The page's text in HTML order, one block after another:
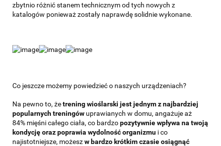
zbytnio różnić stanem technicznym od tych nowych z
katalogów ponieważ zostały naprawdę solidnie wykonane.
Co jeszcze możemy powiedzieć o naszych urządzeniach?
Na pewno to, żetrening wioślarski jest jednym z najbardziej
popularnych treningów uprawianych w domu, angażuje aż
84% mięśni całego ciała, co bardzopozytywnie wpływa na twoją
kondycję oraz poprawia wydolność organizmu i co
najistotniejsze, możeszw bardzo krótkim czasie osiągnąć